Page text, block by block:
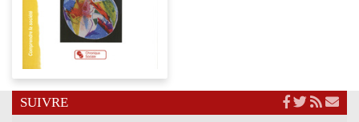
SUIVRE